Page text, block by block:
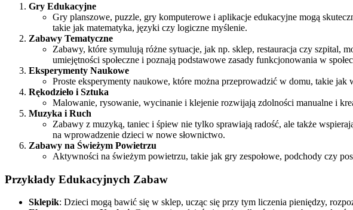
Gry Edukacyjne
Gry planszowe, puzzle, gry komputerowe i aplikacje edukacyjne mogą
takie jak matematyka, języki czy logiczne myślenie.
Zabawy Tematyczne
Zabawy, które symulują różne sytuacje, jak np. sklep, restauracja czy szpital,
umiejętności społeczne i poznają podstawowe zasady funkcjonowania w
Eksperymenty Naukowe
Proste eksperymenty naukowe, które można przeprowadzić w domu, takie
Rękodzieło i Sztuka
Malowanie, rysowanie, wycinanie i klejenie rozwijają zdolności manualne i
Muzyka i Ruch
Zabawy z muzyką, taniec i śpiew nie tylko sprawiają radość, ale także
na wprowadzenie dzieci w nowe słownictwo.
Zabawy na Świeżym Powietrzu
Aktywności na świeżym powietrzu, takie jak gry zespołowe, podchody czy
Przykłady Edukacyjnych Zabaw
Sklepik: Dzieci mogą bawić się w sklep, ucząc się przy tym liczenia pieniędzy,